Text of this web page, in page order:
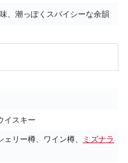
、潮っぽくスパイシーな余韻
イスキー
リー樽、ワイン樽、
ミズナラ